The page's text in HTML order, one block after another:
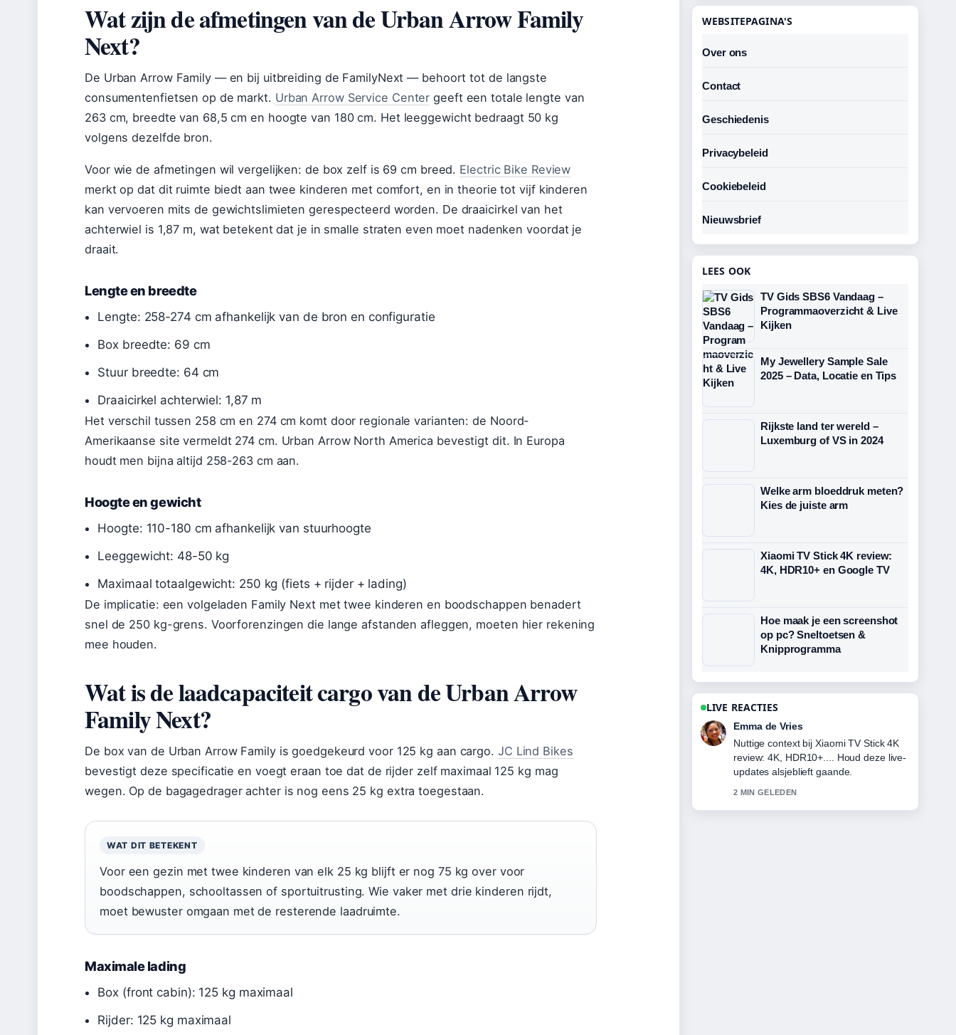
Wat zijn de afmetingen van de Urban Arrow Family
Next?
De Urban Arrow Family — en bij uitbreiding de FamilyNext — behoort tot de langste
consumentenfietsen op de markt. Urban Arrow Service Center geeft een totale lengte van
263 cm, breedte van 68,5 cm en hoogte van 180 cm. Het leeggewicht bedraagt 50 kg
volgens dezelfde bron.
Voor wie de afmetingen wil vergelijken: de box zelf is 69 cm breed. Electric Bike Review
merkt op dat dit ruimte biedt aan twee kinderen met comfort, en in theorie tot vijf kinderen
kan vervoeren mits de gewichtslimieten gerespecteerd worden. De draaicirkel van het
achterwiel is 1,87 m, wat betekent dat je in smalle straten even moet nadenken voordat je
draait.
Lengte en breedte
Lengte: 258-274 cm afhankelijk van de bron en configuratie
Box breedte: 69 cm
Stuur breedte: 64 cm
Draaicirkel achterwiel: 1,87 m
Het verschil tussen 258 cm en 274 cm komt door regionale varianten: de Noord-
Amerikaanse site vermeldt 274 cm. Urban Arrow North America bevestigt dit. In Europa
houdt men bijna altijd 258-263 cm aan.
Hoogte en gewicht
Hoogte: 110-180 cm afhankelijk van stuurhoogte
Leeggewicht: 48-50 kg
Maximaal totaalgewicht: 250 kg (fiets + rijder + lading)
De implicatie: een volgeladen Family Next met twee kinderen en boodschappen benadert
snel de 250 kg-grens. Voorforenzingen die lange afstanden afleggen, moeten hier rekening
mee houden.
Wat is de laadcapaciteit cargo van de Urban Arrow
Family Next?
De box van de Urban Arrow Family is goedgekeurd voor 125 kg aan cargo. JC Lind Bikes
bevestigt deze specificatie en voegt eraan toe dat de rijder zelf maximaal 125 kg mag
wegen. Op de bagagedrager achter is nog eens 25 kg extra toegestaan.
WAT DIT BETEKENT
Voor een gezin met twee kinderen van elk 25 kg blijft er nog 75 kg over voor
boodschappen, schooltassen of sportuitrusting. Wie vaker met drie kinderen rijdt,
moet bewuster omgaan met de resterende laadruimte.
Maximale lading
Box (front cabin): 125 kg maximaal
Rijder: 125 kg maximaal
WEBSITEPAGINA'S
Over ons
Contact
Geschiedenis
Privacybeleid
Cookiebeleid
Nieuwsbrief
LEES OOK
TV Gids SBS6 Vandaag –
Programmaoverzicht & Live
Kijken
My Jewellery Sample Sale
2025 – Data, Locatie en Tips
Rijkste land ter wereld –
Luxemburg of VS in 2024
Welke arm bloeddruk meten?
Kies de juiste arm
Xiaomi TV Stick 4K review:
4K, HDR10+ en Google TV
Hoe maak je een screenshot
op pc? Sneltoetsen &
Knipprogramma
LIVE REACTIES
Noah Jansen
De berichtgeving over Varkenshaas uit
de oven: perfecte tijd, temperatuur...
voelt solide en goed te volgen.
4 MIN GELEDEN